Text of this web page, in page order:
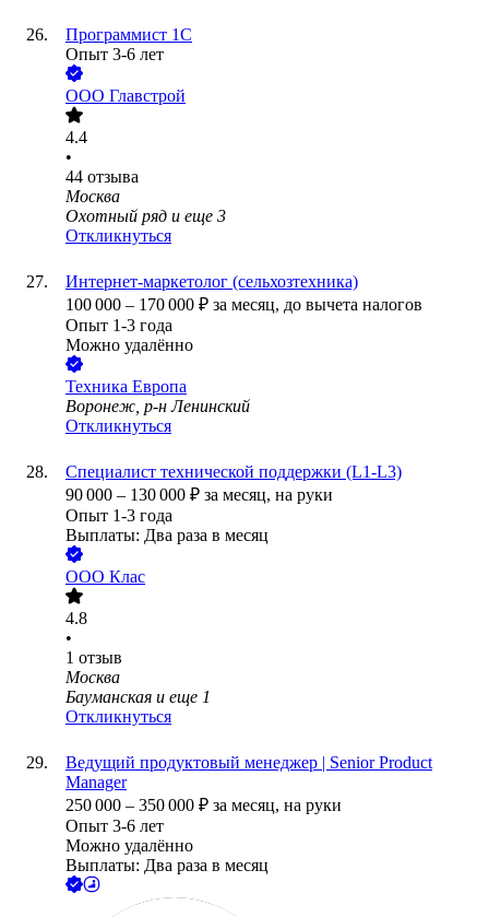
Программист 1С
Опыт 3-6 лет
ООО Главстрой
4.4
•
44 отзыва
Москва
Охотный ряд и еще 3
Откликнуться
Интернет-маркетолог (сельхозтехника)
100 000 – 170 000 ₽ за месяц, до вычета налогов
Опыт 1-3 года
Можно удалённо
Техника Европа
Воронеж, р-н Ленинский
Откликнуться
Специалист технической поддержки (L1-L3)
90 000 – 130 000 ₽ за месяц, на руки
Опыт 1-3 года
Выплаты: Два раза в месяц
ООО Клас
4.8
•
1 отзыв
Москва
Бауманская и еще 1
Откликнуться
Ведущий продуктовый менеджер | Senior Product
Manager
250 000 – 350 000 ₽ за месяц, на руки
Опыт 3-6 лет
Можно удалённо
Выплаты: Два раза в месяц